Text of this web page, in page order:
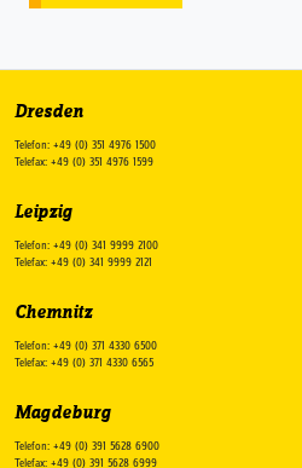
Dresden
Telefon: +49 (0) 351 4976 1500
Telefax: +49 (0) 351 4976 1599
Leipzig
Telefon: +49 (0) 341 9999 2100
Telefax: +49 (0) 341 9999 2121
Chemnitz
Telefon: +49 (0) 371 4330 6500
Telefax: +49 (0) 371 4330 6565
Magdeburg
Telefon: +49 (0) 391 5628 6900
Telefax: +49 (0) 391 5628 6999